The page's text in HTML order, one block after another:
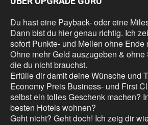
Du hast eine Payback- oder eine
Dann bist du hier genau richtig. Ich
sofort Punkte- und Meilen ohne Ende
Ohne mehr Geld auszugeben &
die du nicht brauchst.
Erfülle dir damit deine Wünsche und
Economy Preis Business- und First
selbst ein tolles Geschenk machen?
besten Hotels wohnen?
Geht nicht? Geht doch! Ich zeig dir